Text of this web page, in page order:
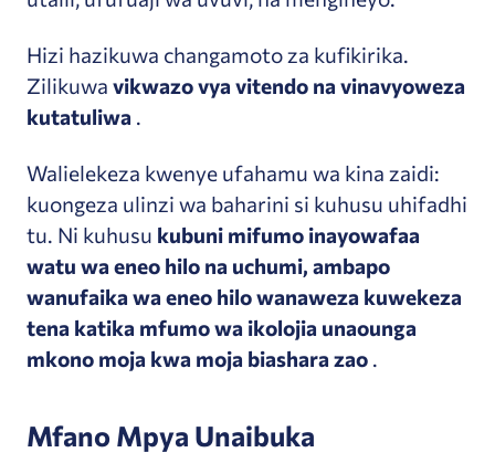
Hizi hazikuwa changamoto za kufikirika.
Zilikuwa vikwazo vya vitendo na vinavyoweza
kutatuliwa .
Walielekeza kwenye ufahamu wa kina zaidi:
kuongeza ulinzi wa baharini si kuhusu uhifadhi
tu. Ni kuhusu kubuni mifumo inayowafaa
watu wa eneo hilo na uchumi, ambapo
wanufaika wa eneo hilo wanaweza kuwekeza
tena katika mfumo wa ikolojia unaounga
mkono moja kwa moja biashara zao .
Mfano Mpya Unaibuka